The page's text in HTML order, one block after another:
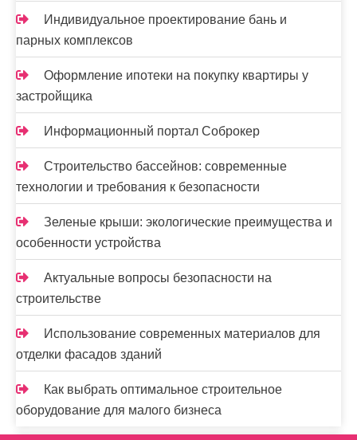
Индивидуальное проектирование бань и
парных комплексов
Оформление ипотеки на покупку квартиры у
застройщика
Информационный портал Соброкер
Строительство бассейнов: современные
технологии и требования к безопасности
Зеленые крыши: экологические преимущества и
особенности устройства
Актуальные вопросы безопасности на
строительстве
Использование современных материалов для
отделки фасадов зданий
Как выбрать оптимальное строительное
оборудование для малого бизнеса